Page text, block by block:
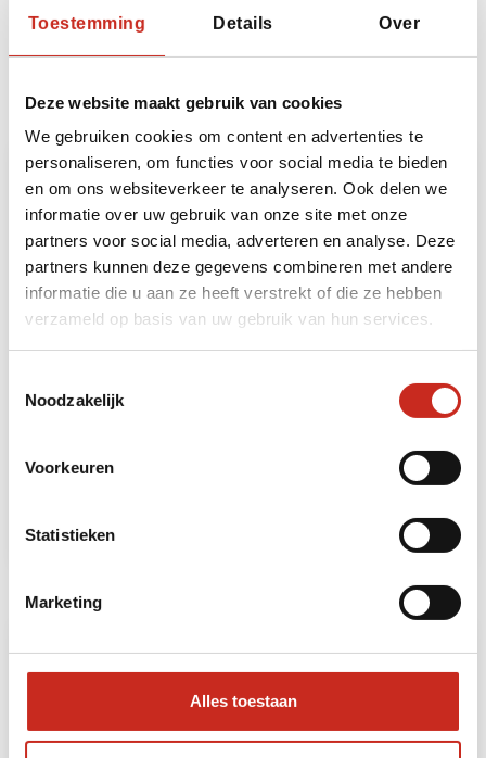
Toestemming Details Over
Deze website maakt gebruik van cookies
We gebruiken cookies om content en advertenties te
personaliseren, om functies voor social media te bieden
en om ons websiteverkeer te analyseren. Ook delen we
informatie over uw gebruik van onze site met onze
partners voor social media, adverteren en analyse. Deze
partners kunnen deze gegevens combineren met andere
informatie die u aan ze heeft verstrekt of die ze hebben
verzameld op basis van uw gebruik van hun services.
Noodzakelijk
Voorkeuren
Statistieken
Marketing
Alles toestaan
Bouwstenen
u uw reis naar China uitbreiden met de volgende